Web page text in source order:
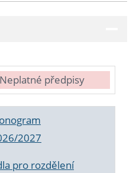
Neplatné předpisy
2027
pro rozdělení